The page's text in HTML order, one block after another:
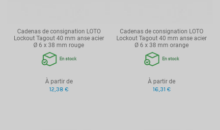
Cadenas de consignation LOTO
Lockout Tagout 40 mm anse acier
Ø 6 x 38 mm rouge
En stock
À partir de
12,38 €
Cadenas de consignation LOTO
Lockout Tagout 40 mm anse acier
Ø 6 x 38 mm orange
En stock
À partir de
16,31 €